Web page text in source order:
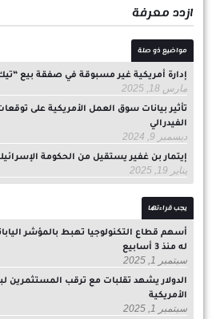
ازدد معرفة
مواضيع ذو صلة
إدارة أمريكية غير مسبوقة في صفقة بيع
مارس 18, 2025
تأثير بيانات سوق العمل الأمريكية على
الفيدرالي
ديسمبر 9, 2024
إيتمار بن غفير يستقيل من الحكومة
يناير 19, 2025
يجب قراءتها
أسهم قطاع التكنولوجيا تهبط بالمؤشر
له منذ 3 أسابيع
سبتمبر 1, 2025
الدولار يشهد تقلبات مع ترقب المستثمرين
الأمريكية
سبتمبر 1, 2025